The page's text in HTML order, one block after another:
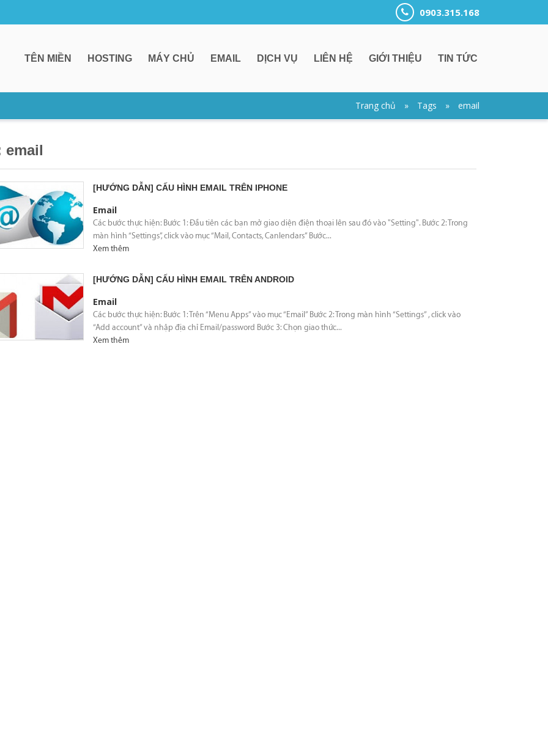
0903.315.168
TÊN MIỀN HOSTING MÁY CHỦ EMAIL DỊCH VỤ LIÊN HỆ GIỚI THIỆU TIN TỨC
Trang chủ » Tags » email
email
[HƯỚNG DẪN] CẤU HÌNH EMAIL TRÊN IPHONE
Email
Các bước thực hiện: Bước 1: Đầu tiên các bạn mở giao diện điện thoại lên sau đó vào "Setting". Bước 2: Trong
màn hình “Settings”, click vào mục “Mail, Contacts, Canlendars” Bước...
Xem thêm
[HƯỚNG DẪN] CẤU HÌNH EMAIL TRÊN ANDROID
Email
Các bước thực hiện: Bước 1: Trên “Menu Apps” vào mục “Email” Bước 2: Trong màn hình “Settings” , click vào
“Add account” và nhập địa chỉ Email/password Bước 3: Chọn giao thức...
Xem thêm